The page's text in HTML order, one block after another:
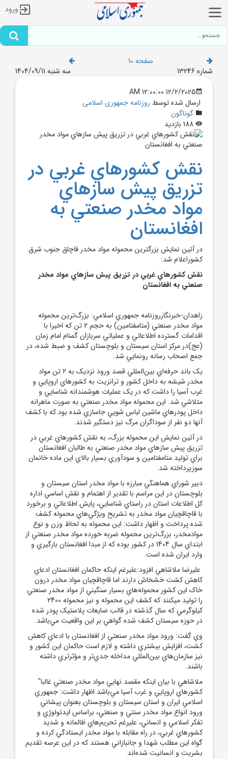
ورود
صفحه 10
شماره 13246
سه شنبه 1404/09/11
12/2/2025 12:00:00 AM
ارسال شده توسط روزنامه جمهوری اسلامی
گوناگون
نقش کشورهاي غربي در
تزريق پيش سازهاي
مواد مخدر صنعتي به
افغانستان
در آئين نمايش بزرگترين محموله مواد مخدر قاچاق جنوب شرق
کشوراعلام شد:
نقش کشورهاي غربي در تزريق پيش سازهاي مواد مخدر
صنعتي به افغانستان
زاهدان-خبرنگارروزنامه جمهوري اسلامي: بزرگ‌ترين محموله
مواد مخدر صنعتي (متامفتامين) به حجم 2 تن که اخيرا با
اقدامات گسترده اطلاعاتي و عملياتي سربازان گمنام امام زمان
(عج)در مرکز استان سيستان و بلوچستان کشف و ضبط شده، در
جمع اصحاب رسانه رونمايي شد.
يک باند حرفه‌اي بين‌المللي قصد ورود نزديک به 2 تن مواد
مخدر شيشه به داخل کشور و ترانزيت به کشورهاي اروپايي و
غرب آسيا را داشت که در يک عمليات هوشمندانه شناسايي و
متلاشي شد. اين محموله مواد مخدر صنعتي به صورت ماهرانه
داخل پودرهاي ماشين لباس شويي جاسازي شده بود که با کشف
آنها دو نفر از سوداگران مرگ نيز دستگير شدند.
در آئين نمايش اين محموله بزرگ، به نقش کشورهاي غربي در
تزريق پيش سازهاي مواد مخدر صنعتي به طالبان افغانستان
براي توليد متامفتامين و سودآوري بسيار بالاي اين ماده خانمان
سوزپرداخته شد.
دبير شوراي هماهنگي مبارزه با مواد مخدر استان سيستان و
بلوچستان در اين مراسم با تقدير از اهتمام و نقش اساسي اداره
کل اطلاعات استان در راستاي شناسايي، پايش اطلاعاتي و برخورد
با قاچاقچيان مواد مخدر به تشريح ويژگي‌هاي محموله کشف
شده پرداخت و اظهار داشت: اين محموله به لحاظ وزن و نوع
موادمخدر، بزرگ‌ترين محموله ضربه خورده مواد مخدر صنعتي از
ابتداي سال 1404 در کشور بوده که از مبدا افغانستان بارگيري و
وارد ايران شده است.
عليرضا ملاشاهي افزود:عليرغم اينکه حاکمان افغانستان ادعاي
کاهش کشت خشخاش دارند اما قاچاقچيان مواد مخدر درون
خاک اين کشور محموله‌هاي بسيار سنگيني از مواد مخدر صنعتي
را توليد ميکنند که کشف اين محموله و نيز محموله 2400
کيلوگرمي که سال گذشته در قالب ضايعات پلاستيک پودر شده
در حوزه سيستان کشف شده گواهي بر اين واقعيت مي‌باشد.
وي گفت: ورود مواد مخدر صنعتي از افغانستان با ادعاي کاهش
کشت، افزايش بيشتري داشته و لازم است حاکمان اين کشور و
نيز سازمان‌هاي بين‌المللي مداخله جدي‌تر و مؤثرتري داشته
باشند.
ملاشاهي با بيان اينکه مقصد نهايي مواد مخدر صنعتي غالبا"
کشورهاي اروپايي و غرب آسيا مي‌باشد اظهار داشت: جمهوري
اسلامي ايران و استان سيستان و بلوچستان بعنوان پيشاني
ورود انواع مواد مخدر سنتي و صنعتي، براساس ايدئولوژِي و
تفکر اسلامي و انساني، عليرغم تحريم‌هاي ظالمانه و شديد
کشورهاي غربي، در راه مقابله با مواد مخدر ايستادگي کرده و
گواه اين مطلب شهدا و جانبازاني هستند که در اين عرصه تقديم
بشريت و انسانيت شده‌اند